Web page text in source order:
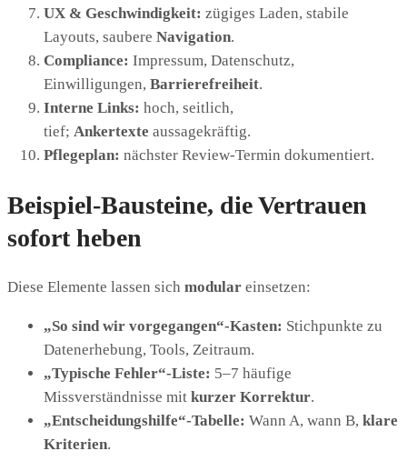
UX & Geschwindigkeit: zügiges Laden, stabile
Layouts, saubere Navigation.
Compliance: Impressum, Datenschutz,
Einwilligungen, Barrierefreiheit.
Interne Links: hoch, seitlich,
tief; Ankertexte aussagekräftig.
Pflegeplan: nächster Review-Termin dokumentiert.
Beispiel-Bausteine, die Vertrauen
sofort heben
Diese Elemente lassen sich modular einsetzen:
„So sind wir vorgegangen“-Kasten: Stichpunkte zu
Datenerhebung, Tools, Zeitraum.
„Typische Fehler“-Liste: 5–7 häufige
Missverständnisse mit kurzer Korrektur.
„Entscheidungshilfe“-Tabelle: Wann A, wann B, klare
Kriterien.